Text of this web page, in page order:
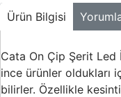
Ürün Bilgisi
Cata On Çip Şerit
ince ürünler oldukları
bilirler. Özellikle